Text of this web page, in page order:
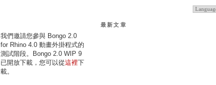
我們邀請您參與 Bongo 2.0
for Rhino 4.0 動畫外掛程式的
測試階段。Bongo 2.0 WIP 9
已開放下載，您可以從這裡下
載。
最新文章